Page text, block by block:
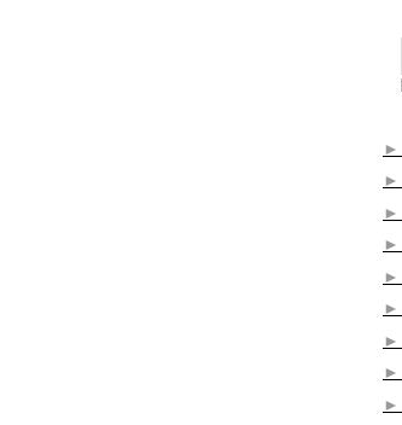
►
►
►
►
►
►
►
►
►